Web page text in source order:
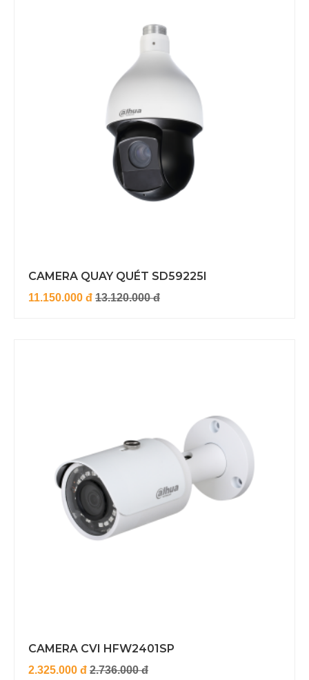
CAMERA QUAY QUÉT SD59225I
11.150.000 đ 13.120.000 đ
CAMERA CVI HFW2401SP
2.325.000 đ 2.736.000 đ